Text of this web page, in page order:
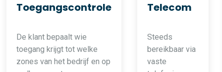
Toegangscontrole
De klant bepaalt wie
toegang krijgt tot welke
zones van het bedrijf en op
Telecom
Steeds
bereikbaar via
vaste